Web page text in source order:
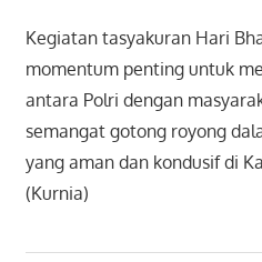
Kegiatan tasyakuran Hari
momentum penting untuk
antara Polri dengan
semangat gotong royong
yang aman dan kondusif di
(Kurnia)